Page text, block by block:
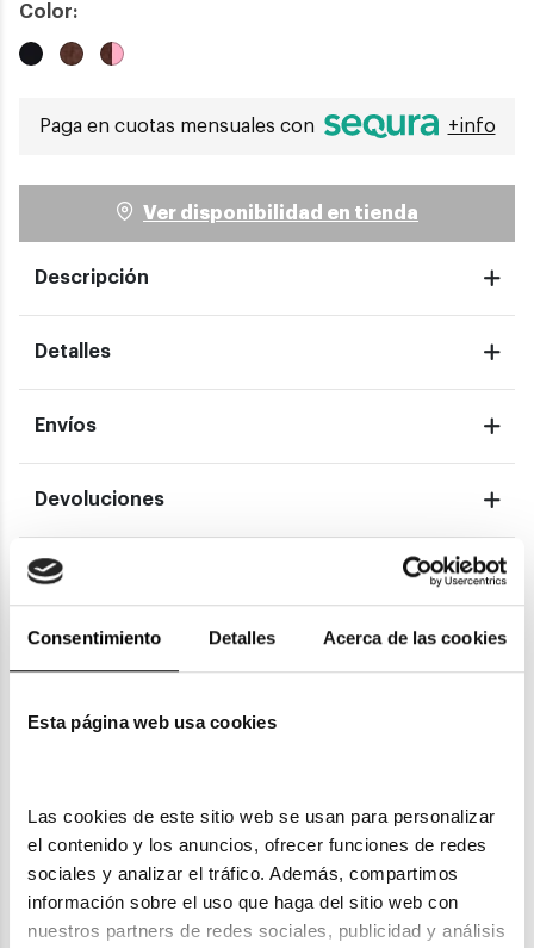
Consentimiento Detalles Acerca de las cookies
Esta página web usa cookies
Las cookies de este sitio web se usan para personalizar
el contenido y los anuncios, ofrecer funciones de redes
sociales y analizar el tráfico. Además, compartimos
información sobre el uso que haga del sitio web con
nuestros partners de redes sociales, publicidad y análisis
Color:
Paga en cuotas mensuales con +info
Ver disponibilidad en tienda
Descripción
Detalles
Envíos
Devoluciones
Garantías